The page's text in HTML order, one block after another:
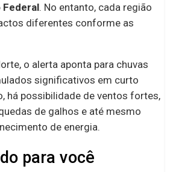
. No entanto, cada região
diferentes conforme as
o alerta aponta para chuvas
significativos em curto
há possibilidade de ventos fortes,
de galhos e até mesmo
de energia.
para você